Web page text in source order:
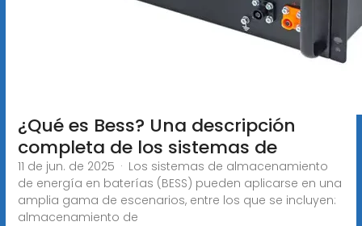
¿Qué es Bess? Una descripción
completa de los sistemas de
11 de jun. de 2025 · Los sistemas de almacenamiento
de energía en baterías (BESS) pueden aplicarse en una
amplia gama de escenarios, entre los que se incluyen:
almacenamiento de